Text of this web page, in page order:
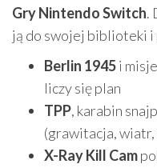
Gry Nintendo Switch.
ją do swojej biblioteki
Berlin 1945i
liczy się plan
TPP, karabin
(grawitacja,
X-Ray Kill Cam